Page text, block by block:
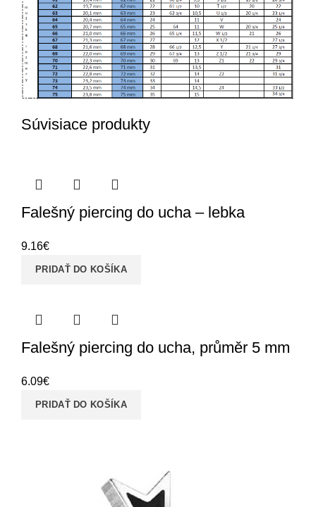
Súvisiace produkty
Falešný piercing do ucha – lebka
9.16€
PRIDAŤ DO KOŠÍKA
Falešný piercing do ucha, průměr 5 mm
6.09€
PRIDAŤ DO KOŠÍKA